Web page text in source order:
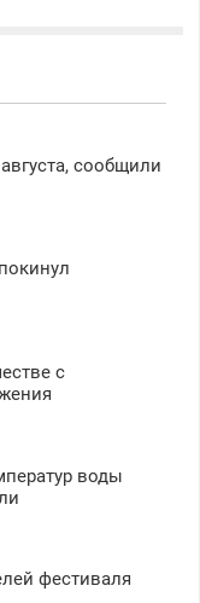
сообщили
с
воды
фестиваля